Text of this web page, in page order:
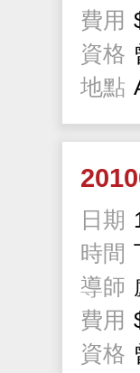
費用
資格
地點
日期
時間
導師
費用
資格